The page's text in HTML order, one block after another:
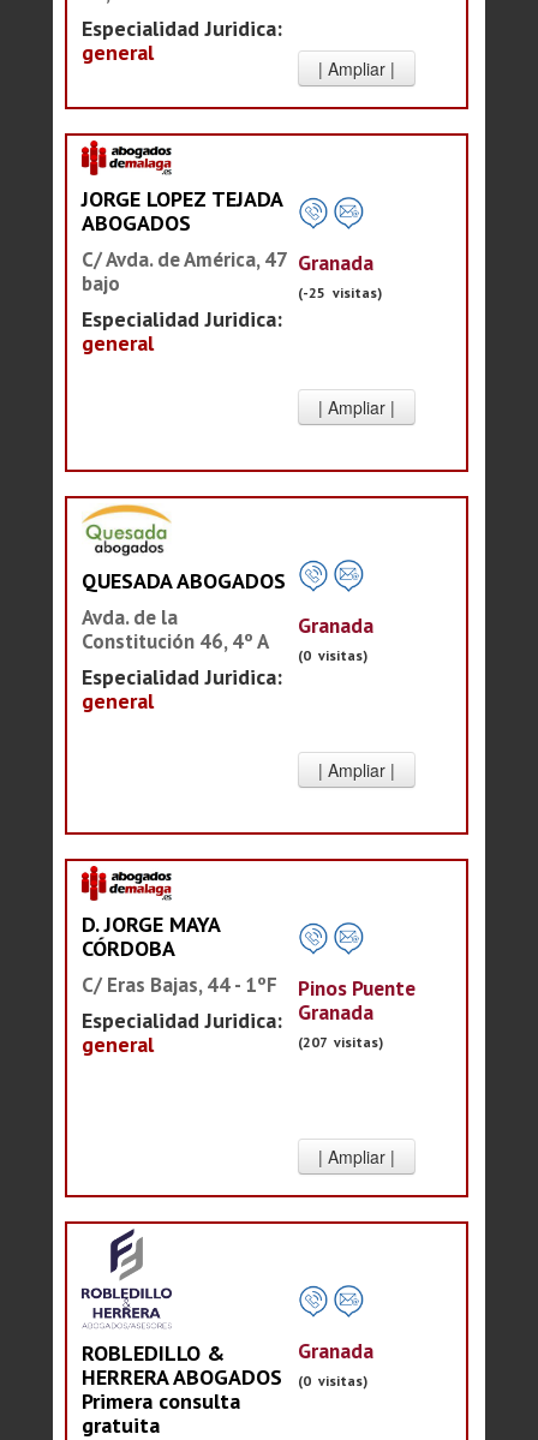
Especialidad Juridica:
general
JORGE LOPEZ TEJADA
ABOGADOS
C/ Avda. de América, 47
bajo
Especialidad Juridica:
general
Granada
(-25 visitas)
QUESADA ABOGADOS
Avda. de la
Constitución 46, 4º A
Especialidad Juridica:
general
Granada
(0 visitas)
D. JORGE MAYA
CÓRDOBA
C/ Eras Bajas, 44 - 1ºF
Especialidad Juridica:
general
Pinos Puente
Granada
(207 visitas)
ROBLEDILLO &
HERRERA ABOGADOS
Primera consulta
gratuita
Granada
(0 visitas)